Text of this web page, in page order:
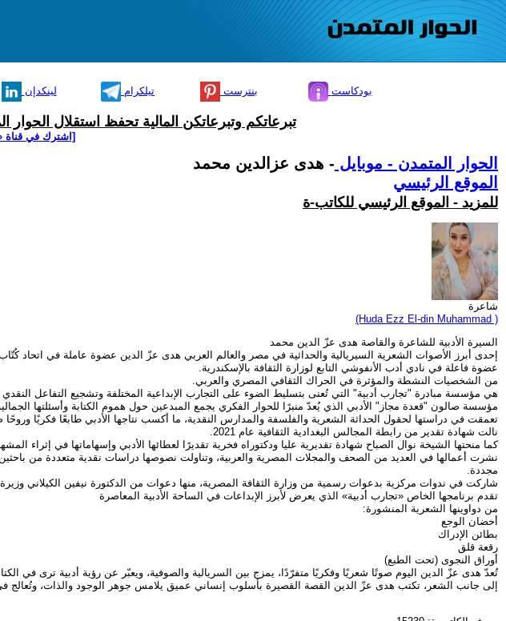
لينكدإن تيلكرام بنترست بودكاست
تبرعاتكم وتبرعاتكن المالية تحفظ استقلال
[اشترك في قناة
الحوار المتمدن - موبايل - هدى عزالدين محمد
الموقع الرئيسي
للمزيد - الموقع الرئيسي للكاتب-ة
شاعرة
(Huda Ezz El-din Muhammad )
السيرة الأدبية للشاعرة والقاصة هدى عزّ الدين محمد
إحدى أبرز الأصوات الشعرية السيريالية والحداثية في مصر والعالم العربي هدى عزّ الدين عضوة عاملة في اتحاد
عضوة فاعلة في نادي أدب الأنفوشي التابع لوزارة الثقافة بالإسكندرية.
من الشخصيات النشطة والمؤثرة في الحراك الثقافي المصري والعربي.
هي مؤسسة مبادرة "تجارب أدبية" التي تُعنى بتسليط الضوء على التجارب الإبداعية المختلفة وتشجيع التفاعل النقدي
مؤسسة صالون "قعدة مجاز" الأدبي الذي يُعدّ منبرًا للحوار الفكري يجمع المبدعين حول هموم الكتابة وأسئلتها الجمالية
تعمقت في دراستها لحقول الحداثة الشعرية والفلسفة والمدارس النقدية، ما أكسب نتاجها الأدبي طابعًا فكريًا وروحًا
نالت شهادة تقدير من رابطة المجالس البغدادية الثقافية عام 2021.
كما منحتها الشيخة نوال الصباح شهادة تقديرية عليا ودكتوراه فخرية تقديرًا لعطائها الأدبي وإسهاماتها في إثراء
نشرت أعمالها في العديد من الصحف والمجلات المصرية والعربية، وتناولت نصوصها دراسات نقدية متعددة من
مجددة.
تقدم برنامجها الخاص «تجارب أدبية» الذي يعرض لأبرز الإبداعات في الساحة الأدبية المعاصرة
من دواوينها الشعرية المنشورة:
أحضان الوجع
بطائن الإدراك
رقعة قلق
أوراق النجوى (تحت الطبع)
تُعدّ هدى عزّ الدين اليوم صوتًا شعريًا وفكريًا متفرّدًا، يمزج بين السريالية والصوفية، ويعبّر عن رؤية أدبية ترى في
إلى جانب الشعر، تكتب هدى عزّ الدين القصة القصيرة بأسلوب إنساني عميق يلامس جوهر الوجود والذات، وتُعالج في